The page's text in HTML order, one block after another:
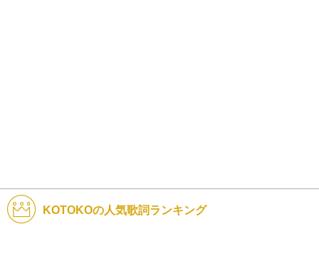
KOTOKOの人気歌詞ランキング